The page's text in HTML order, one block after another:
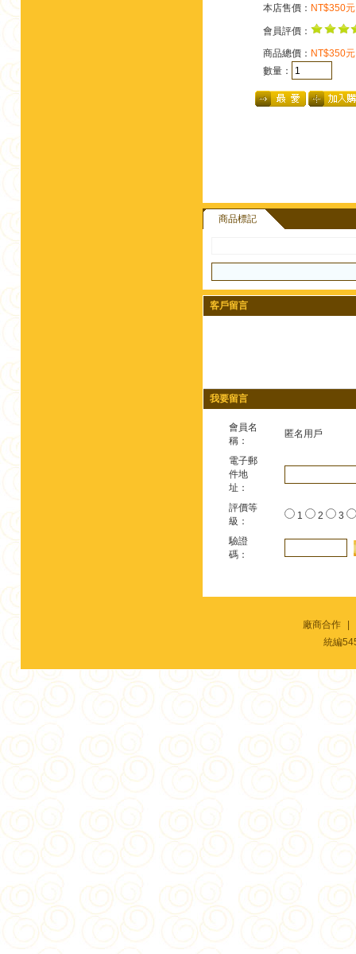
本店售價： NT$350元
會員評價：
商品總價： NT$350元
數量：
商品標記
客戶留言
我要留言
會員名
稱：
匿名用戶
電子郵
件地
址：
評價等
級：
1 2 3
驗證
碼：
廠商合作
統編